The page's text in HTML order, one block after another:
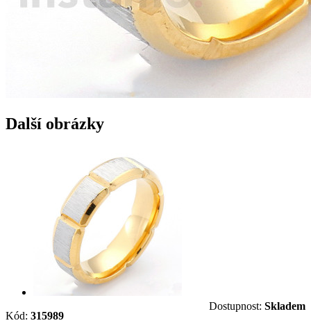
Další obrázky
Kód: 315989
Dostupnost: Skladem